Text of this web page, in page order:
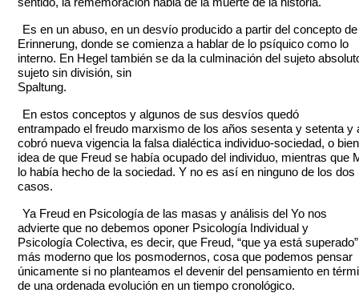
Es en un abuso, en un desvío producido a partir del concepto de
Erinnerung, donde se comienza a hablar de lo psíquico como lo
interno. En Hegel también se da la culminación del sujeto
sujeto sin división, sin
Spaltung.
En estos conceptos y algunos de sus desvíos quedó
entrampado el freudo marxismo de los años sesenta y setenta y
cobró nueva vigencia la falsa dialéctica individuo-sociedad, o
idea de que Freud se había ocupado del individuo, mientras que
lo había hecho de la sociedad. Y no es así en ninguno de los dos
casos.
Ya Freud en Psicología de las masas y análisis del Yo nos
advierte que no debemos oponer Psicología Individual y
Psicología Colectiva, es decir, que Freud, “que ya está
más moderno que los posmodernos, cosa que podemos pensar
únicamente si no planteamos el devenir del pensamiento en
de una ordenada evolución en un tiempo cronológico.